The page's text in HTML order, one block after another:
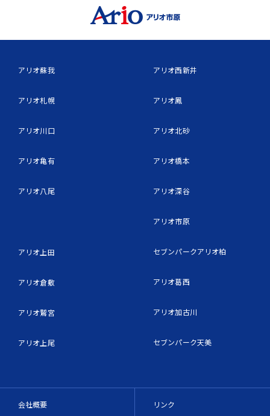
アリオ蘇我
アリオ札幌
アリオ川口
アリオ亀有
アリオ八尾
アリオ上田
アリオ倉敷
アリオ鷲宮
アリオ上尾
アリオ西新井
アリオ鳳
アリオ北砂
アリオ橋本
アリオ深谷
アリオ市原
セブンパークアリオ柏
アリオ葛西
アリオ加古川
セブンパーク天美
会社概要 リンク